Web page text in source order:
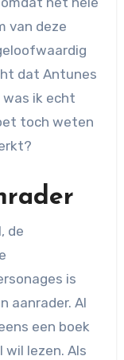
van deze
dat Antunes
ik echt
toch weten
de
is
aanrader. Al
een boek
lezen. Als